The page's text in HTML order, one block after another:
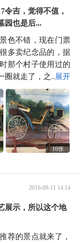
令吉，觉得不值，
也是后...
色不错，现在门票
多卖纪念品的，据
那个村子使用过的
圈就走了，之...展开
10张
2016-09-11 14:14
展示，所以这个地
荐的景点就来了，